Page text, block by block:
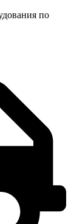
по